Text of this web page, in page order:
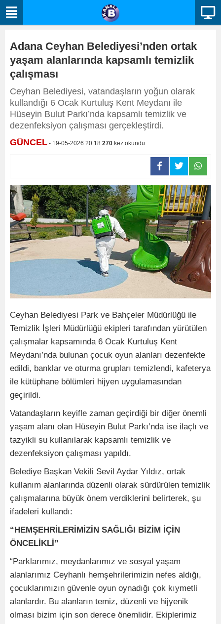
Adana Ceyhan Belediyesi’nden ortak
yaşam alanlarında kapsamlı temizlik
çalışması
Ceyhan Belediyesi, vatandaşların yoğun olarak
kullandığı 6 Ocak Kurtuluş Kent Meydanı ile
Hüseyin Bulut Parkı’nda kapsamlı temizlik ve
dezenfeksiyon çalışması gerçekleştirdi.
GÜNCEL - 19-05-2026 20:18 270 kez okundu.
Ceyhan Belediyesi Park ve Bahçeler Müdürlüğü ile
Temizlik İşleri Müdürlüğü ekipleri tarafından yürütülen
çalışmalar kapsamında 6 Ocak Kurtuluş Kent
Meydanı’nda bulunan çocuk oyun alanları dezenfekte
edildi, banklar ve oturma grupları temizlendi, kafeterya
ile kütüphane bölümleri hijyen uygulamasından
geçirildi.
Vatandaşların keyifle zaman geçirdiği bir diğer önemli
yaşam alanı olan Hüseyin Bulut Parkı’nda ise ilaçlı ve
tazyikli su kullanılarak kapsamlı temizlik ve
dezenfeksiyon çalışması yapıldı.
Belediye Başkan Vekili Sevil Aydar Yıldız, ortak
kullanım alanlarında düzenli olarak sürdürülen temizlik
çalışmalarına büyük önem verdiklerini belirterek, şu
ifadeleri kullandı:
“HEMŞEHRİLERİMİZİN SAĞLIĞI BİZİM İÇİN
ÖNCELİKLİ”
“Parklarımız, meydanlarımız ve sosyal yaşam
alanlarımız Ceyhanlı hemşehrilerimizin nefes aldığı,
çocuklarımızın güvenle oyun oynadığı çok kıymetli
alanlardır. Bu alanların temiz, düzenli ve hijyenik
olması bizim için son derece önemlidir. Ekiplerimiz